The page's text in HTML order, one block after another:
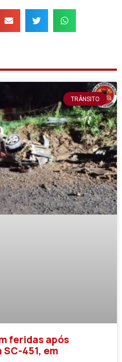
TRÂNSITO
feridas após
451, em